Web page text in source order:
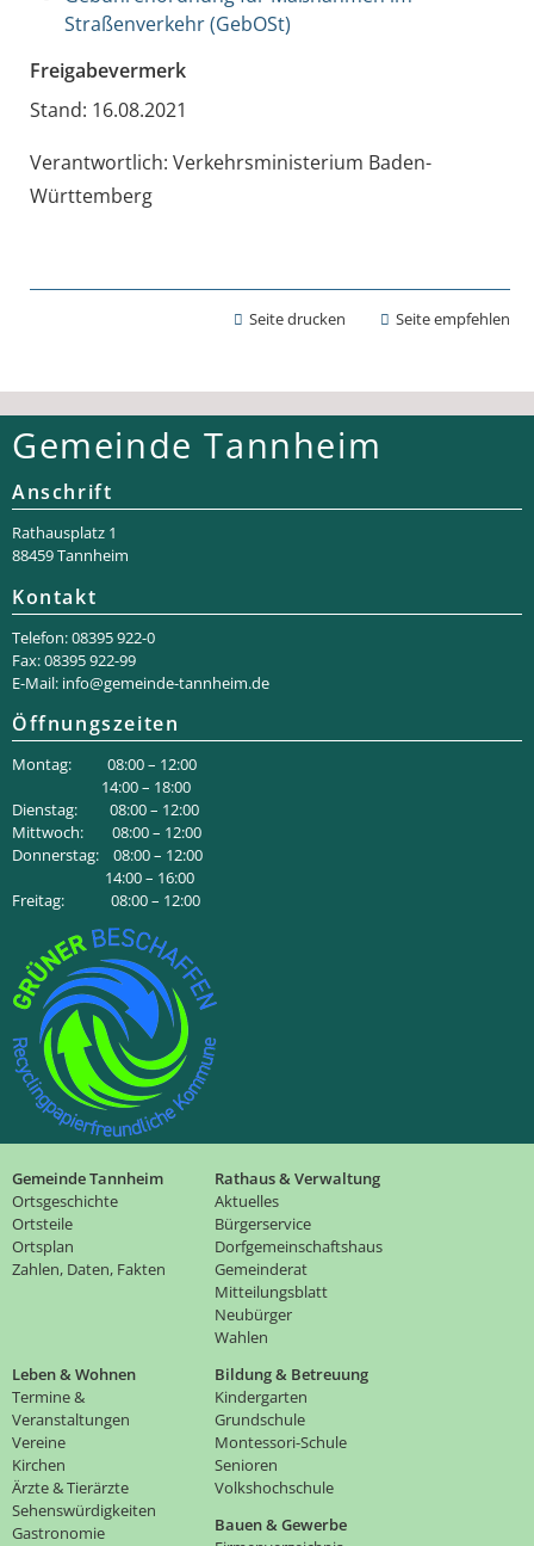
Straßenverkehr (GebOSt)
Freigabevermerk
Stand: 16.08.2021
Verantwortlich: Verkehrsministerium Baden-
Württemberg
Seite drucken Seite empfehlen
Gemeinde Tannheim
Anschrift
Rathaus­platz 1
88459 Tannheim
Kontakt
Telefon: 08395 922-0
Fax: 08395 922-99
E-Mail: info@gemeinde-tannheim.de
Öffnungszeiten
Montag: 08:00 – 12:00
14:00 – 18:00
Dienstag: 08:00 – 12:00
Mittwoch: 08:00 – 12:00
Donnerstag: 08:00 – 12:00
14:00 – 16:00
Freitag: 08:00 – 12:00
Gemeinde Tannheim
Ortsgeschichte
Ortsteile
Ortsplan
Zahlen, Daten, Fakten
Rathaus & Verwaltung
Aktuelles
Bürgerservice
Dorfgemeinschaftshaus
Gemeinderat
Mitteilungsblatt
Neubürger
Wahlen
Leben & Wohnen
Termine &
Veranstaltungen
Vereine
Kirchen
Ärzte & Tierärzte
Sehenswürdigkeiten
Gastronomie
Bildung & Betreuung
Kindergarten
Grundschule
Montessori-Schule
Senioren
Volkshochschule
Bauen & Gewerbe